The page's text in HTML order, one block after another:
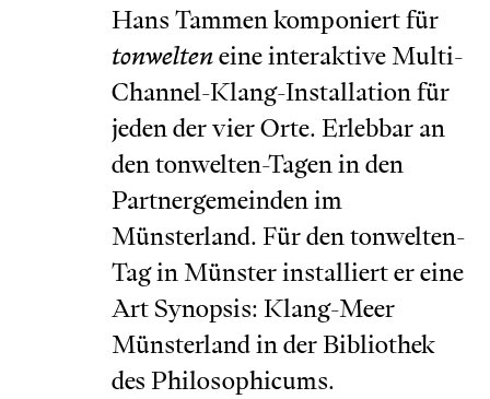
Hans Tammen komponiert für
tonwelteneine interaktive Multi-
Channel-Klang-Installation für
jeden der vier Orte. Erlebbar an
den tonwelten-Tagen in den
Partnergemeinden im
Münsterland. Für den tonwelten-
Tag in Münster installiert er eine
Art Synopsis: Klang-Meer
Münsterland in der Bibliothek
des Philosophicums.